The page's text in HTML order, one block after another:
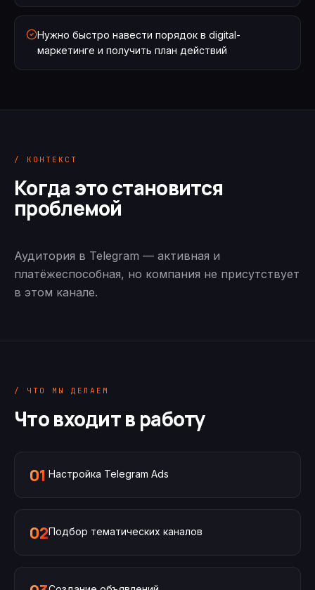
Нужно быстро навести порядок в digital-
маркетинге и получить план действий
/ КОНТЕКСТ
Когда это становится
проблемой
Аудитория в Telegram — активная и
платёжеспособная, но компания не присутствует
в этом канале.
/ ЧТО МЫ ДЕЛАЕМ
Что входит в работу
01 Настройка Telegram Ads
02Подбор тематических каналов